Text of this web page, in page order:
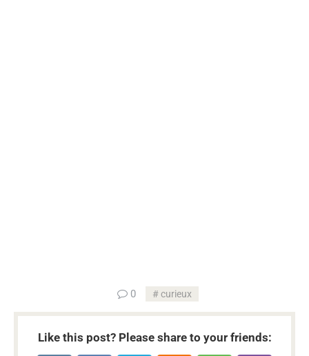
0 curieux
Like this post? Please share to your friends: